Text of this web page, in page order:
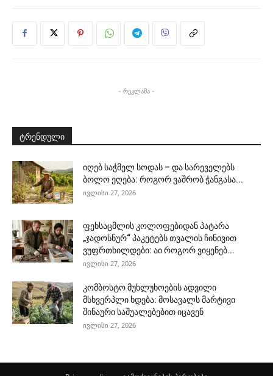
- რეკლამა -
ტრენდული
იღებ საჭმელ სოდას – და სარეველებს
ბოლო ეღება: როგორ ვაშრობ ჭანგასა...
ივლისი 27, 2026
ფეხსაცმლის კოლოფებიდან პატარა
„ჯადოსნურ“ პაკეტებს თვალის ჩინივით
ვუფრთხილდები: აი როგორ ვიყენებ...
ივლისი 27, 2026
კომბოსტო მუხლუხოების ადვილი
მსხვერპლი ხდება: მოსავალს მარტივი
შინაური საშუალებებით იცავენ
ივლისი 27, 2026